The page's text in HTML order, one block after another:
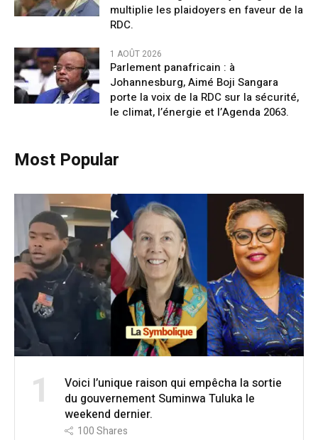
multiplie les plaidoyers en faveur de la
RDC.
1 AOÛT 2026
Parlement panafricain : à
Johannesburg, Aimé Boji Sangara
porte la voix de la RDC sur la sécurité,
le climat, l’énergie et l’Agenda 2063.
Most Popular
1
Voici l’unique raison qui empêcha la sortie
du gouvernement Suminwa Tuluka le
weekend dernier.
100Shares